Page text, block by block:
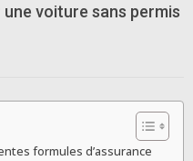
voiture sans permis
formules d’assurance